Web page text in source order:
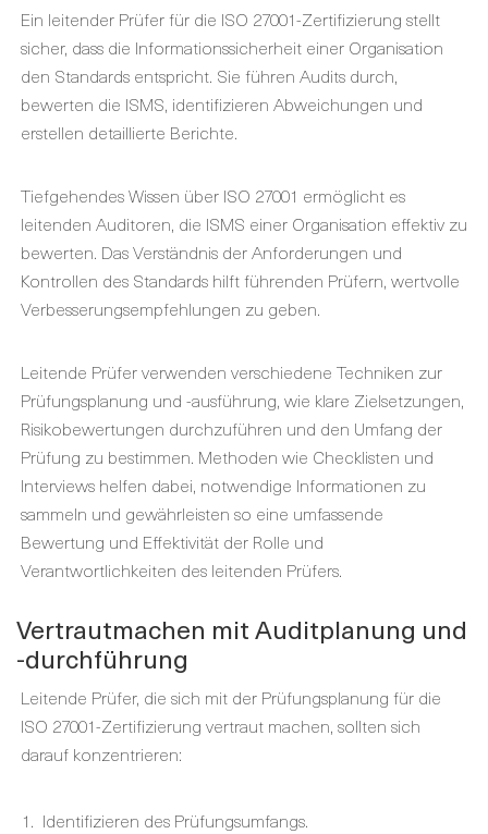
Ein leitender Prüfer für die ISO 27001-Zertifizierung stellt
sicher, dass die Informationssicherheit einer Organisation
den Standards entspricht. Sie führen Audits durch,
bewerten die ISMS, identifizieren Abweichungen und
erstellen detaillierte Berichte.
Tiefgehendes Wissen über ISO 27001 ermöglicht es
leitenden Auditoren, die ISMS einer Organisation effektiv zu
bewerten. Das Verständnis der Anforderungen und
Kontrollen des Standards hilft führenden Prüfern, wertvolle
Verbesserungsempfehlungen zu geben.
Leitende Prüfer verwenden verschiedene Techniken zur
Prüfungsplanung und -ausführung, wie klare Zielsetzungen,
Risikobewertungen durchzuführen und den Umfang der
Prüfung zu bestimmen. Methoden wie Checklisten und
Interviews helfen dabei, notwendige Informationen zu
sammeln und gewährleisten so eine umfassende
Bewertung und Effektivität der Rolle und
Verantwortlichkeiten des leitenden Prüfers.
Vertrautmachen mit Auditplanung und
-durchführung
Leitende Prüfer, die sich mit der Prüfungsplanung für die
ISO 27001-Zertifizierung vertraut machen, sollten sich
darauf konzentrieren:
Identifizieren des Prüfungsumfangs.